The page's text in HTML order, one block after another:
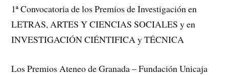
1ª Convocatoria de los Premios de Investigación en
LETRAS, ARTES Y CIENCIAS SOCIALES y en
INVESTIGACIÓN CIÉNTIFICA y TÉCNICA
Los Premios Ateneo de Granada – Fundación Unicaja